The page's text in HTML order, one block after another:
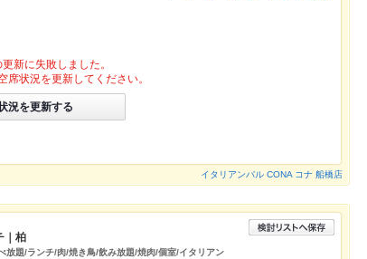
新に失敗しました。
席状況を更新してください。
況を更新する
イタリアンバル CONA コナ 船橋店
｜柏
放題/ランチ/肉/焼き鳥/飲み放題/焼肉/個室/イタリアン